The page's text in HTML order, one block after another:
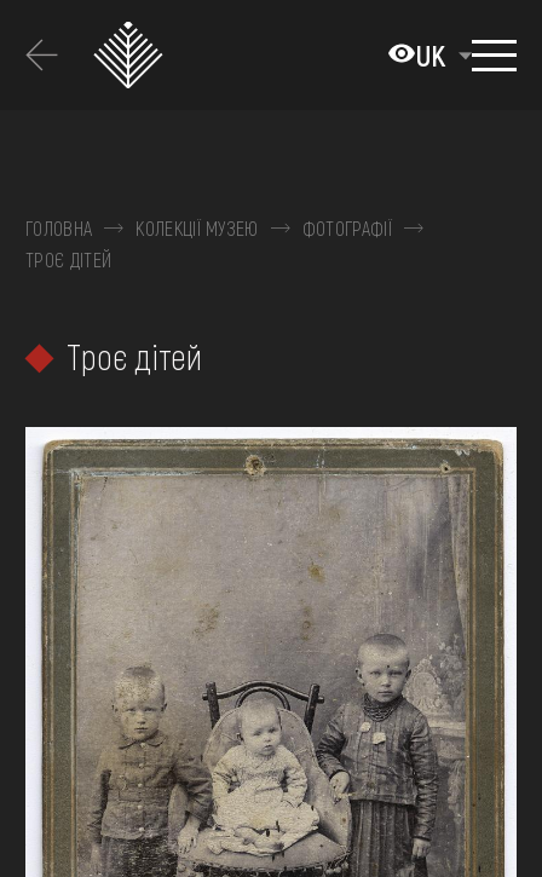
основного
UK
КОЛЕКЦІЇ
ВИСТАВКИ ТА ПОДІЇ
ВІДВІДАТИ
НАВЧИТИСЯ
ПОСЛУГИ
FAQ
ОНЛАЙН-КРАМНИЦЯ
ПІДТРИМАТИ
ГОЛОВНА КОЛЕКЦІЇ МУЗЕЮ
ФОТОГРАФІЇ
ТРОЄ ДІТЕЙ
Троє дітей